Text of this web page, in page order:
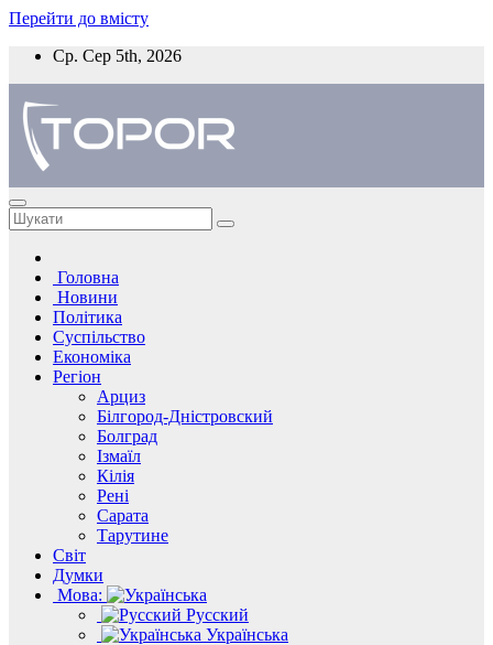
Перейти до вмісту
Ср. Сер 5th, 2026
Головна
Новини
Політика
Суспільство
Економіка
Регіон
Арциз
Білгород-Дністровский
Болград
Ізмаїл
Кілія
Рені
Сарата
Тарутине
Світ
Думки
Мова:
Русский
Українська